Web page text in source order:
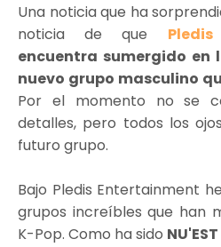
Una noticia que ha
noticia de que
encuentra sumergido en
nuevo grupo masculino
Por el momento no se
detalles, pero todos los
futuro grupo.
Bajo Pledis Entertainment
grupos increíbles que han
K-Pop. Como ha sido